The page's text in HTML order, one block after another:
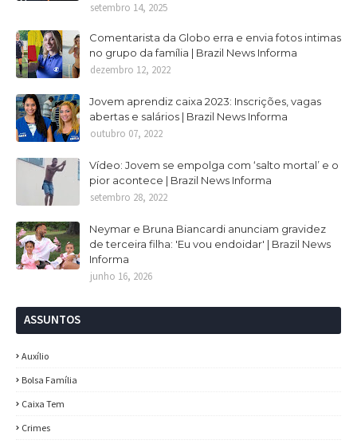
setembro 14, 2025
Comentarista da Globo erra e envia fotos intimas
no grupo da família | Brazil News Informa
dezembro 12, 2022
Jovem aprendiz caixa 2023: Inscrições, vagas
abertas e salários | Brazil News Informa
outubro 07, 2022
Vídeo: Jovem se empolga com ‘salto mortal’ e o
pior acontece | Brazil News Informa
setembro 28, 2022
Neymar e Bruna Biancardi anunciam gravidez
de terceira filha: 'Eu vou endoidar' | Brazil News
Informa
junho 16, 2026
ASSUNTOS
Auxílio
Bolsa Família
Caixa Tem
Crimes